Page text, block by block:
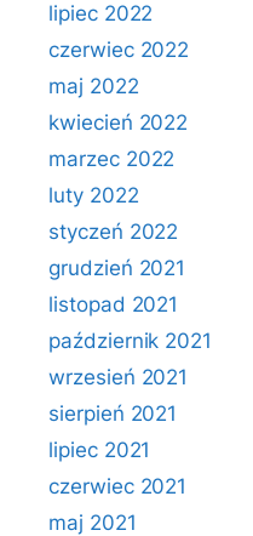
lipiec 2022
czerwiec 2022
maj 2022
kwiecień 2022
marzec 2022
luty 2022
styczeń 2022
grudzień 2021
listopad 2021
październik 2021
wrzesień 2021
sierpień 2021
lipiec 2021
czerwiec 2021
maj 2021